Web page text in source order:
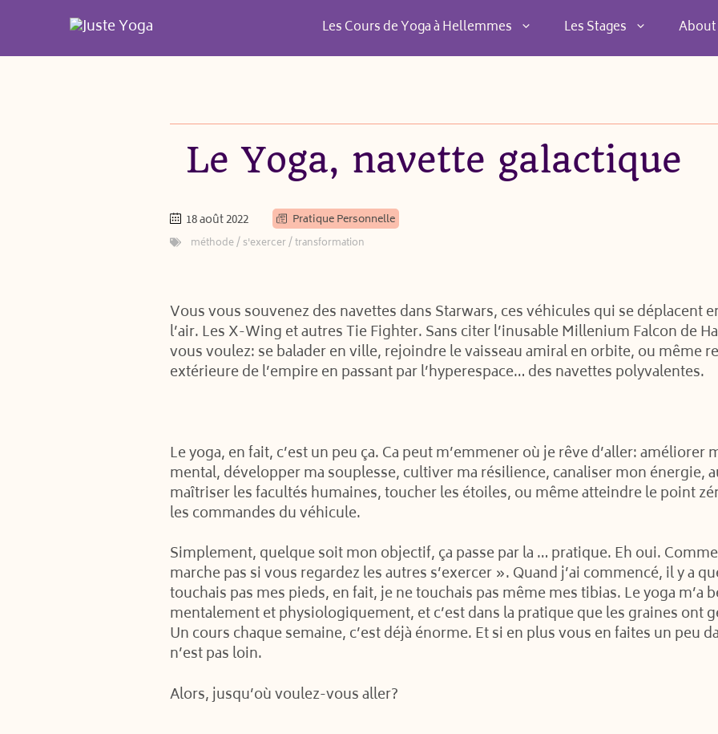
Les Cours de Yoga à Hellemmes Les Stages
Le Yoga, navette galactique
18 août 2022 Pratique Personnelle
méthode/s'exercer/transformation
Vous vous souvenez des navettes dans Starwars, ces véhicules qui se déplacent
l’air. Les X-Wing et autres Tie Fighter. Sans citer l’inusable Millenium Falcon de
vous voulez: se balader en ville, rejoindre le vaisseau amiral en orbite, ou même
extérieure de l’empire en passant par l’hyperespace… des navettes polyvalentes.
Le yoga, en fait, c’est un peu ça. Ca peut m’emmener où je rêve d’aller: améliorer
mental, développer ma souplesse, cultiver ma résilience, canaliser mon énergie,
maîtriser les facultés humaines, toucher les étoiles, ou même atteindre le point
les commandes du véhicule.
Simplement, quelque soit mon objectif, ça passe par la … pratique. Eh oui.
marche pas si vous regardez les autres s’exercer ». Quand j’ai commencé, il y a
touchais pas mes pieds, en fait, je ne touchais pas même mes tibias. Le yoga m’a
mentalement et physiologiquement, et c’est dans la pratique que les graines ont
Un cours chaque semaine, c’est déjà énorme. Et si en plus vous en faites un peu
n’est pas loin.
Alors, jusqu’où voulez-vous aller?